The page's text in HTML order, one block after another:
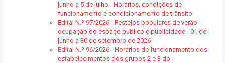
junho a 5 de julho - Horários, condições de
funcionamento e condicionamento de trânsito
Edital N.º 97/2026 - Festejos populares de verão -
ocupação do espaço público e publicidade - 01 de
junho a 30 de setembro de 2026
Edital N.º 96/2026 - Horários de funcionamento dos
estabelecimentos dos grupos 2 e 3 do